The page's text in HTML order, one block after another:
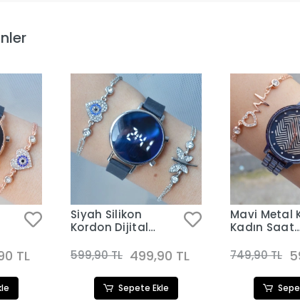
TL
Siyah Silikon
Kordon Dijital
Kombini 3280
599,90 TL 499,90 TL
Sepete Ekle
Mavi Metal
Kadın Saat
749,90 TL